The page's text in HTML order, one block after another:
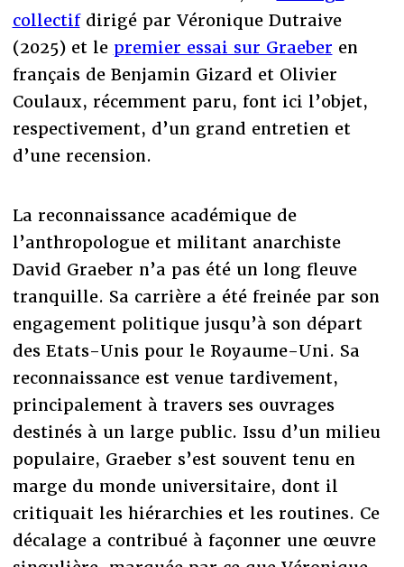
collectifdirigé par Véronique Dutraive
(2025) et le premier essai sur Graeber en
français de Benjamin Gizard et Olivier
Coulaux, récemment paru, font ici l’objet,
respectivement, d’un grand entretien et
d’une recension.
La reconnaissance académique de
l’anthropologue et militant anarchiste
David Graeber n’a pas été un long fleuve
tranquille. Sa carrière a été freinée par son
engagement politique jusqu’à son départ
des Etats-Unis pour le Royaume-Uni. Sa
reconnaissance est venue tardivement,
principalement à travers ses ouvrages
destinés à un large public. Issu d’un milieu
populaire, Graeber s’est souvent tenu en
marge du monde universitaire, dont il
critiquait les hiérarchies et les routines. Ce
décalage a contribué à façonner une œuvre